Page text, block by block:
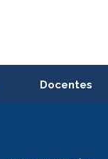
Docentes